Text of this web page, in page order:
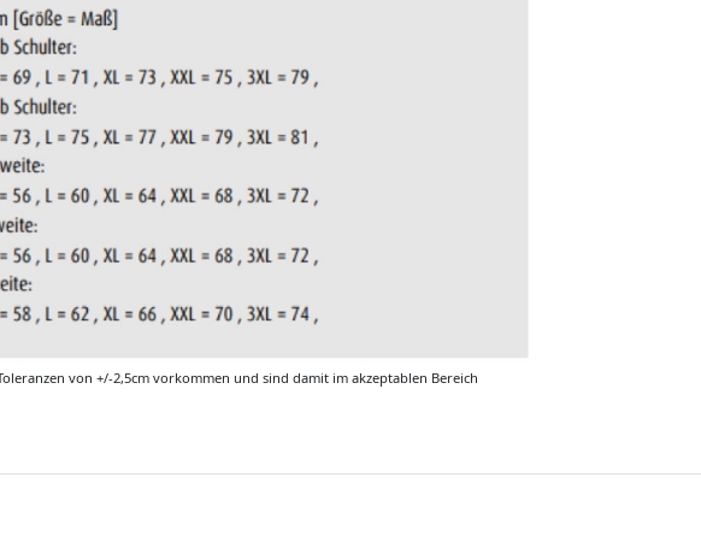
von +/-2,5cm vorkommen und sind damit im akzeptablen Bereich